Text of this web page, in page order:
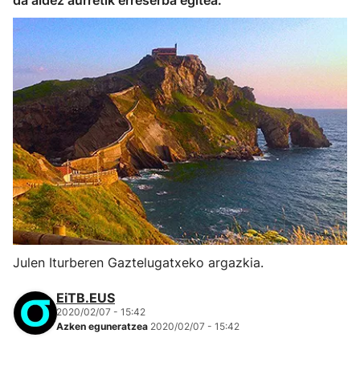
Julen Iturberen Gaztelugatxeko argazkia.
EiTB.EUS
2020/02/07 - 15:42
Azken eguneratzea 2020/02/07 - 15:42